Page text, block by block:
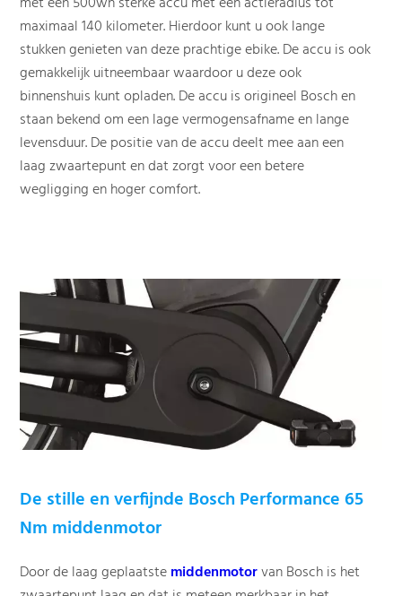
maximaal 140 kilometer. Hierdoor kunt u ook lange
stukken genieten van deze prachtige ebike. De accu is ook
gemakkelijk uitneembaar waardoor u deze ook
binnenshuis kunt opladen. De accu is origineel Bosch en
staan bekend om een lage vermogensafname en lange
levensduur. De positie van de accu deelt mee aan een
laag zwaartepunt en dat zorgt voor een betere
wegligging en hoger comfort.
De stille en verfijnde Bosch Performance 65
Nm middenmotor
Door de laag geplaatstemiddenmotorvan Bosch is het